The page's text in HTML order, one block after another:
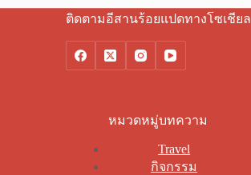
ติดตามอีสานร้อยแปดทางโซเชียล
หมวดหมู่บทความ
Travel
กิจกรรม